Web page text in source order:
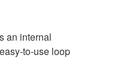
an internal
to-use loop